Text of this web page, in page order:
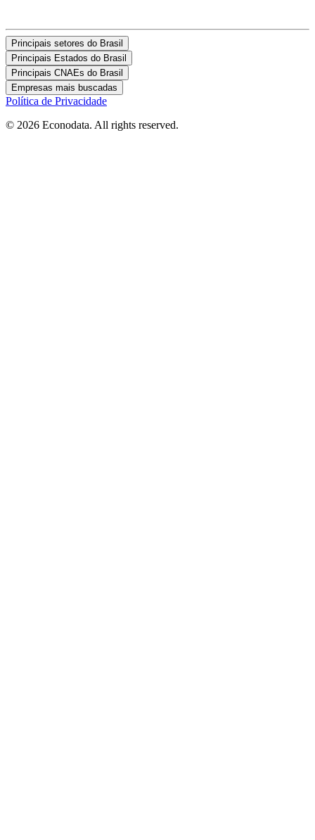
Principais setores do Brasil
Principais Estados do Brasil
Principais CNAEs do Brasil
Empresas mais buscadas
Política de Privacidade
© 2026 Econodata. All rights reserved.